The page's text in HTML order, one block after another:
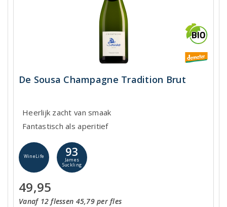
De Sousa Champagne Tradition Brut
Heerlijk zacht van smaak
Fantastisch als aperitief
WineLife 93
James
Suckling
49,95
Vanaf 12 flessen 45,79 per fles